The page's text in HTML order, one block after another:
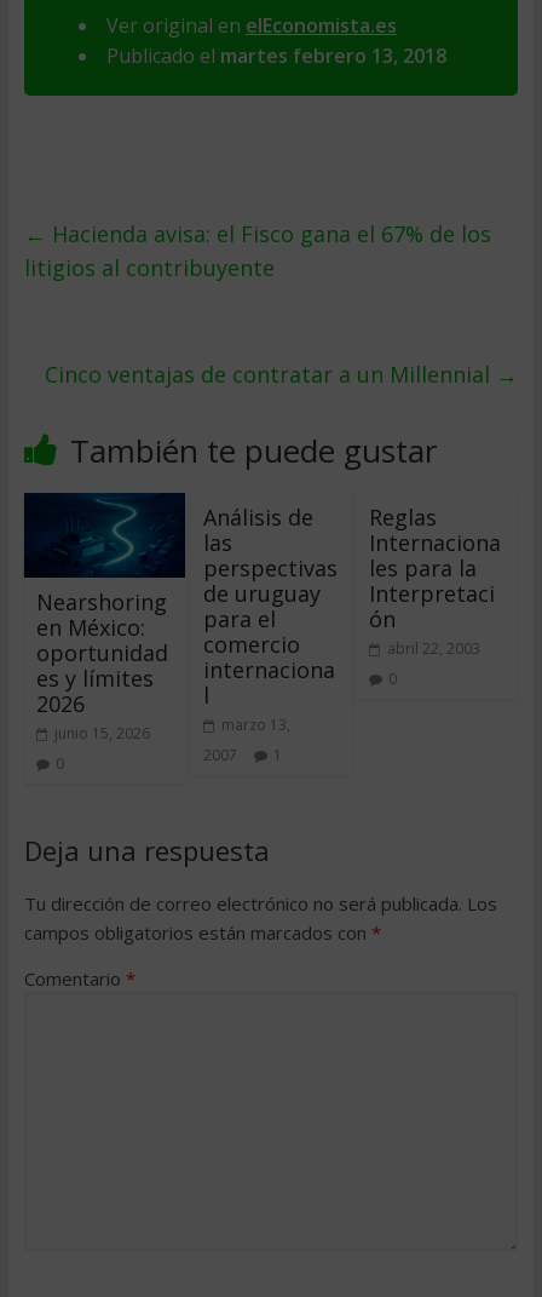
Ver original en elEconomista.es
Publicado el martes febrero 13, 2018
← Hacienda avisa: el Fisco gana el 67% de los
litigios al contribuyente
Cinco ventajas de contratar a un Millennial →
También te puede gustar
Nearshoring
en México:
oportunidad
es y límites
2026
junio 15, 2026
0
Análisis de
las
perspectivas
de uruguay
para el
comercio
internaciona
l
marzo 13,
2007
1
Reglas
Internaciona
les para la
Interpretaci
ón
abril 22, 2003
0
Deja una respuesta
Tu dirección de correo electrónico no será publicada. Los
campos obligatorios están marcados con *
Comentario *